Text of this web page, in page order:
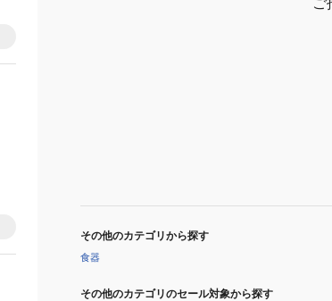
その他のカテゴリから探す
食器
その他のカテゴリのセール対象から探す